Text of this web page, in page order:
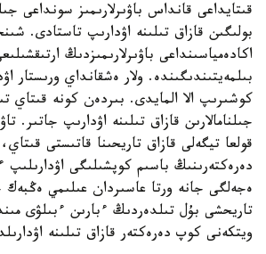
قىتايداعى قانداس باۋىرلارىمىز سونداعى
بولىگىن قازاق تىلىنە اۋدارىپ تاستادى.
اكادەمياسىنداعى باۋىرلارىمىزدىڭ
بىلمەيتىندىگىندە. ولار ەشقانداي ورىستار
كوشىرىپ الا المايدى. بىردەن كونە قىتاي
جىلنامالارىن قازاق تىلىنە اۋدارىپ جاتىر.
قولعا تيگەلى قازاق تاريحىنا قاتىستى
دەرەكتەرىنىڭ باسىم كوپشىلىگى
ەجەلگى جانە ورتا عاسىردان عىلىمي ەڭبەك
تاريحشى بۇل تىلدەردىڭ ءبارىن ءبىلۋى
ويتكەنى كوپ دەرەكتەر قازاق تىلىنە